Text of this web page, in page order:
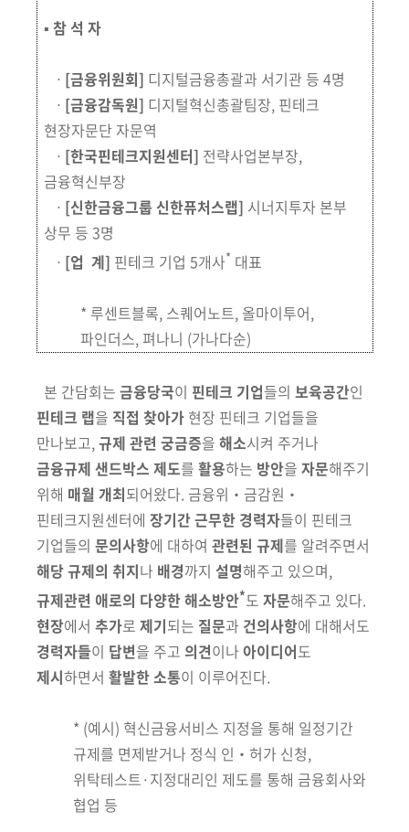
▪ 참 석 자
ㆍ [금융위원회] 디지털금융총괄과 서기관 등 4명
ㆍ [금융감독원] 디지털혁신총괄팀장, 핀테크
현장자문단 자문역
ㆍ [한국핀테크지원센터] 전략사업본부장,
금융혁신부장
ㆍ [신한금융그룹 신한퓨처스랩] 시너지투자 본부
상무 등 3명
ㆍ [업 계] 핀테크 기업 5개사* 대표
* 루센트블록, 스퀘어노트, 올마이투어,
파인더스, 펴나니 (가나다순)
본 간담회는 금융당국이 핀테크 기업들의 보육공간인
핀테크 랩을 직접 찾아가 현장 핀테크 기업들을
만나보고,규제 관련 궁금증을 해소시켜 주거나
금융규제 샌드박스 제도를 활용하는 방안을 자문해주기
위해 매월 개최되어왔다. 금융위‧금감원‧
핀테크지원센터에 장기간 근무한 경력자들이 핀테크
기업들의 문의사항에 대하여 관련된 규제를 알려주면서
해당 규제의 취지나 배경까지 설명해주고 있으며,
규제관련 애로의 다양한 해소방안*도 자문해주고 있다.
현장에서 추가로 제기되는 질문과 건의사항에 대해서도
경력자들이 답변을 주고 의견이나 아이디어도
제시하면서 활발한 소통이 이루어진다.
* (예시) 혁신금융서비스 지정을 통해 일정기간
규제를 면제받거나 정식 인‧허가 신청,
위탁테스트·지정대리인 제도를 통해 금융회사와
협업 등